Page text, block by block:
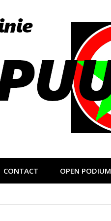
CONTACT OPEN PODIUM